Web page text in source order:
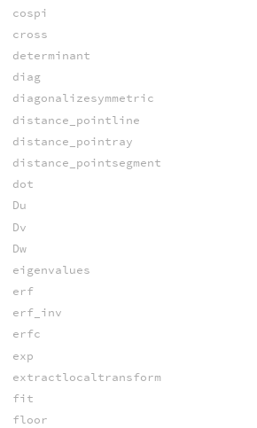
cospi
cross
determinant
diag
diagonalizesymmetric
distance_pointline
distance_pointray
distance_pointsegment
dot
Du
Dv
Dw
eigenvalues
erf
erf_inv
erfc
exp
extractlocaltransform
fit
floor